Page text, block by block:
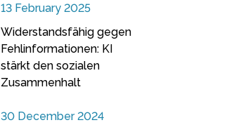
13 February 2025
Widerstandsfähig gegen
Fehlinformationen: KI
stärkt den sozialen
Zusammenhalt
30 December 2024